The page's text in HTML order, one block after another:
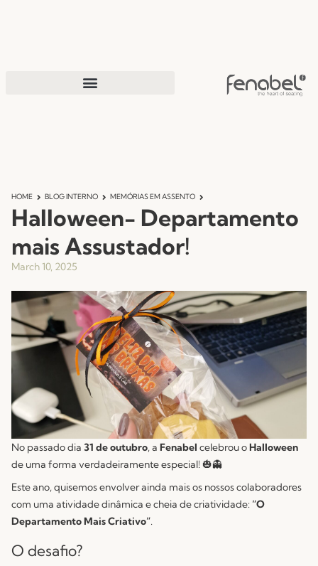
HOME BLOG INTERNO MEMÓRIAS EM ASSENTO
Halloween- Departamento
mais Assustador!
March 10, 2025
No passado dia 31 de outubro, a Fenabel celebrou oHalloween
de uma forma verdadeiramente especial! 🎃👻
Este ano, quisemos envolver ainda mais os nossos colaboradores
com uma atividade dinâmica e cheia de criatividade: “O
Departamento Mais Criativo”.
O desafio?